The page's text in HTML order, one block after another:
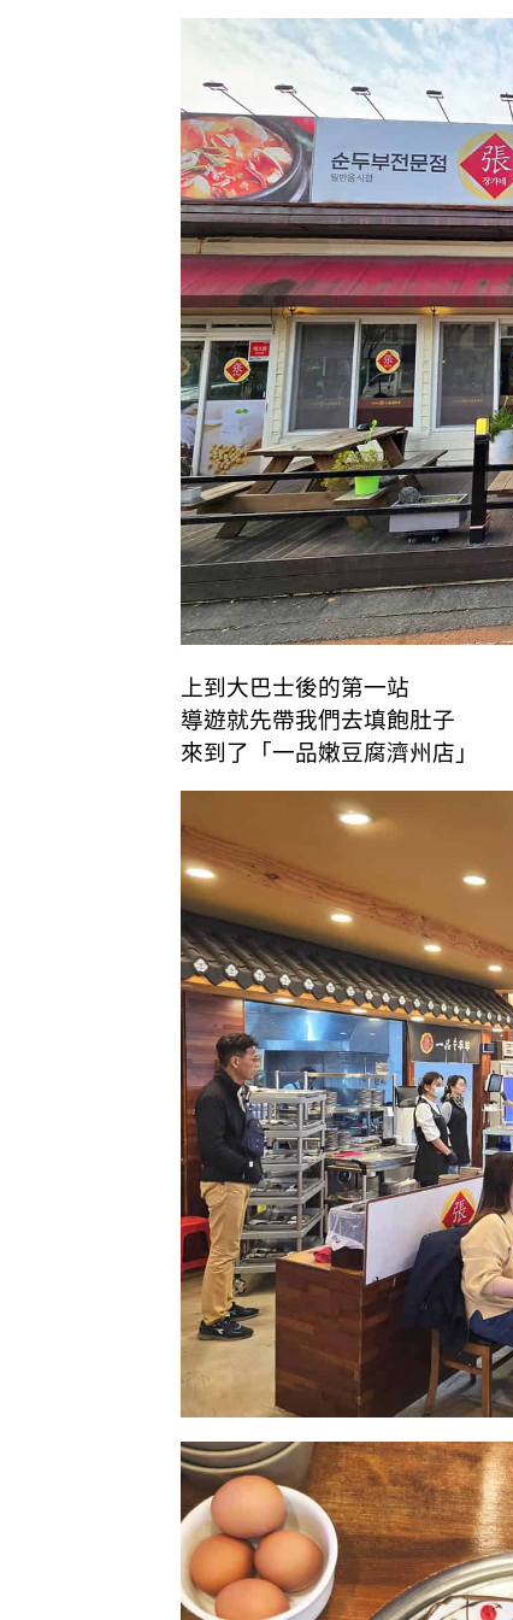
上到大巴士後的第一站
導遊就先帶我們去填飽肚子
來到了「一品嫩豆腐濟州店」